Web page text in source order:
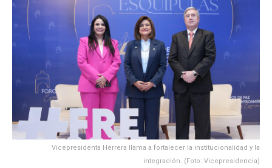
Vicepresidenta Herrera llama a fortalecer la institucionalidad y la
integración. (Foto: Vicepresidencia)